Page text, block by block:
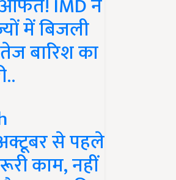
में बिजली
बारिश का
से पहले
काम, नहीं